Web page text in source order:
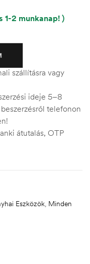
1-2 munkanap! )
szállításra vagy
ideje 5–8
telefonon
átutalás, OTP
Eszközök, Minden